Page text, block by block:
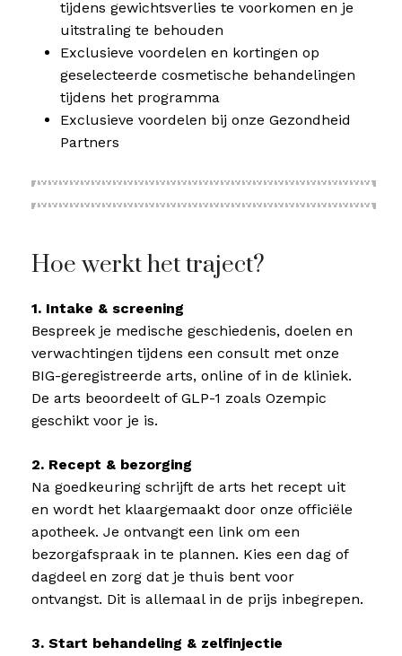
tijdens gewichtsverlies te voorkomen en je
uitstraling te behouden
Exclusieve voordelen en kortingen op
geselecteerde cosmetische behandelingen
tijdens het programma
Exclusieve voordelen bij onze Gezondheid
Partners
Hoe werkt het traject?
1. Intake & screening
Bespreek je medische geschiedenis, doelen en
verwachtingen tijdens een consult met onze
BIG-geregistreerde arts, online of in de kliniek.
De arts beoordeelt of GLP-1 zoals Ozempic
geschikt voor je is.
2. Recept & bezorging
Na goedkeuring schrijft de arts het recept uit
en wordt het klaargemaakt door onze officiële
apotheek. Je ontvangt een link om een
bezorgafspraak in te plannen. Kies een dag of
dagdeel en zorg dat je thuis bent voor
ontvangst. Dit is allemaal in de prijs inbegrepen.
3. Start behandeling & zelfinjectie